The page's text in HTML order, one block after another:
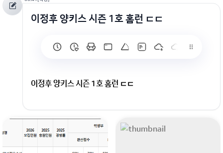
이정후 양키스 시즌 1호 홈런 ㄷㄷ
이정후 양키스 시즌 1호 홈런 ㄷㄷ